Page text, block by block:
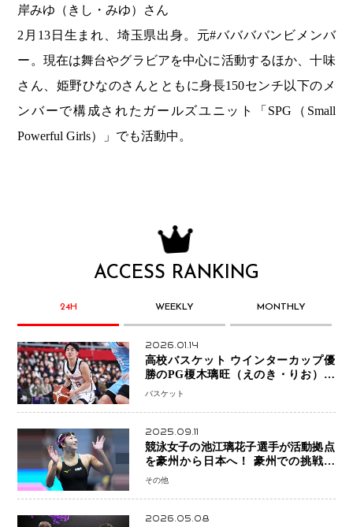
岸みゆ（きし・みゆ）さん
2月13日生まれ、埼玉県出身。元#ババババンビメンバ
ー。現在は舞台やグラビアを中心に活動するほか、十味
さん、姫野ひなのさんとともに身長150センチ以下のメ
ンバーで構成されたガールズユニット「SPG（Small
Powerful Girls）」でも活動中。
ACCESS RANKING
24H WEEKLY MONTHLY
2026.01.14
高校バスケット ウインターカップ優
勝のPG榎木璃旺（えのき・りお）が
プロの現場へ―。
バスケット
2025.09.11
競泳女子の池江璃花子選手が活動拠点
を豪州から日本へ！ 豪州での挑戦を
糧に、28年ロサンゼルス五輪へ再始動
その他
2026.05.08